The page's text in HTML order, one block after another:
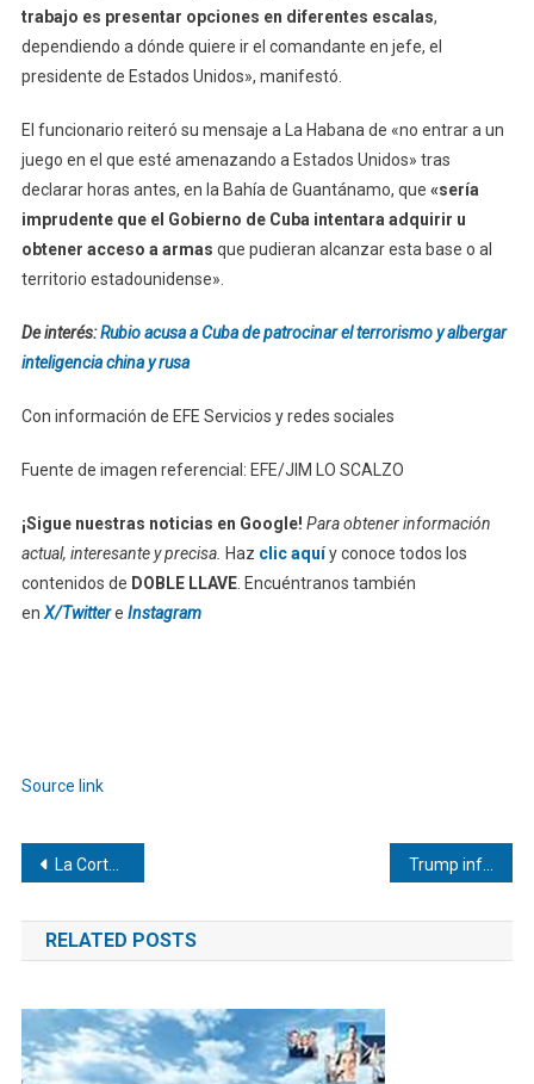
trabajo es presentar opciones en diferentes escalas,
dependiendo a dónde quiere ir el comandante en jefe, el
presidente de Estados Unidos», manifestó.
El funcionario reiteró su mensaje a La Habana de «no entrar a un
juego en el que esté amenazando a Estados Unidos» tras
declarar horas antes, en la Bahía de Guantánamo, que «sería
imprudente que el Gobierno de Cuba intentara adquirir u
obtener acceso a armas que pudieran alcanzar esta base o al
territorio estadounidense».
De interés:Rubio acusa a Cuba de patrocinar el terrorismo y albergar
inteligencia china y rusa
Con información de EFE Servicios y redes sociales
Fuente de imagen referencial: EFE/JIM LO SCALZO
¡Sigue nuestras noticias en Google! Para obtener información
actual, interesante y precisa. Haz clic aquíy conoce todos los
contenidos de DOBLE LLAVE. Encuéntranos también
en X/Twittere Instagram
Source link
Navegación
de
entradas
La CorteIDH ordena en sentencia el cierre definitivo de El Helicoide
RELATED POSTS